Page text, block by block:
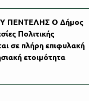
ΠΕΝΤΕΛΗΣ Ο Δήμος
Πολιτικής
σε πλήρη επιφυλακή
ετοιμότητα